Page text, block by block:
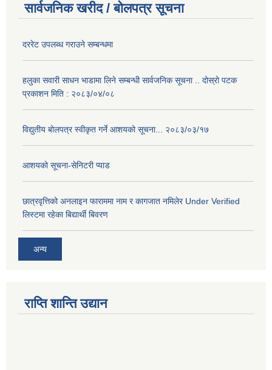
सार्वजनिक खरीद / बोलपत्र सूचना
दररेट उपलब्ध गराउने सम्बन्धमा
हलुका सवारी साधन भाडामा लिने सम्बन्धी सार्वजनिक सूचना .. दोस्रो पटक
प्रकाशन मिति : २०८३/०४/०८
विद्युतीय बोलपत्र स्वीकृत गर्ने आशयको सूचना... २०८३/०३/१७
आशयको सूचना-सेनिटरी प्याड
छात्रवृत्तिको अनलाइन फाराममा नाम र कागजात नमिलेर Under Verified
लिस्टमा रहेका बिद्यार्थी बिवरण
अन्य
राप्ति शान्ति उद्यान